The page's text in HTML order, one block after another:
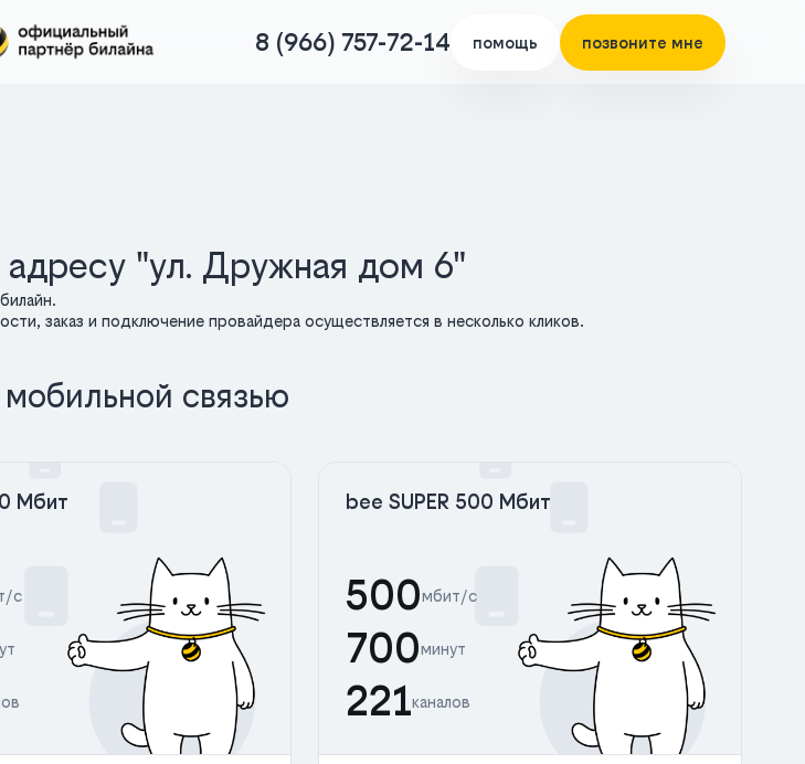
8 (966) 757-72-14 помощь позвоните мне
"ул. Дружная дом 6"
заказ и подключение провайдера осуществляется в несколько кликов.
связью
Мбит
с
bee SUPER 500 Мбит
500мбит/с
700минут
221каналов